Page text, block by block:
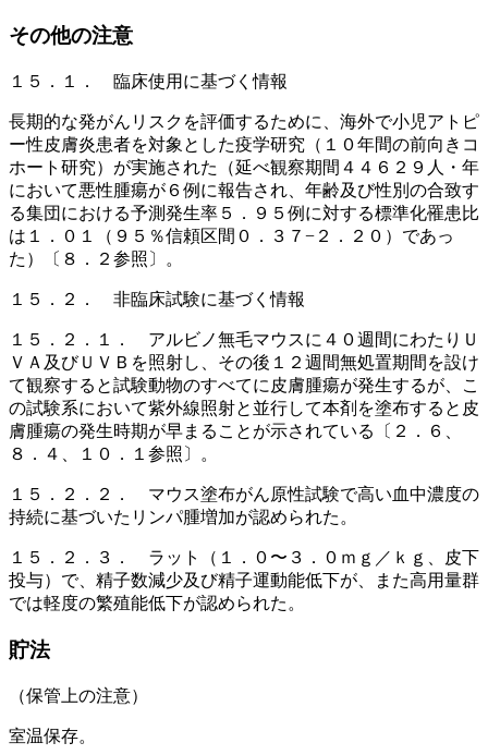
その他の注意
１５．１． 臨床使用に基づく情報
長期的な発がんリスクを評価するために、海外で小児アトピ
ー性皮膚炎患者を対象とした疫学研究（１０年間の前向きコ
ホート研究）が実施された（延べ観察期間４４６２９人・年
において悪性腫瘍が６例に報告され、年齢及び性別の合致す
る集団における予測発生率５．９５例に対する標準化罹患比
は１．０１（９５％信頼区間０．３７−２．２０）であっ
た）〔８．２参照〕。
１５．２． 非臨床試験に基づく情報
１５．２．１． アルビノ無毛マウスに４０週間にわたりＵ
ＶＡ及びＵＶＢを照射し、その後１２週間無処置期間を設け
て観察すると試験動物のすべてに皮膚腫瘍が発生するが、こ
の試験系において紫外線照射と並行して本剤を塗布すると皮
膚腫瘍の発生時期が早まることが示されている〔２．６、
８．４、１０．１参照〕。
１５．２．２． マウス塗布がん原性試験で高い血中濃度の
持続に基づいたリンパ腫増加が認められた。
１５．２．３． ラット（１．０〜３．０ｍｇ／ｋｇ、皮下
投与）で、精子数減少及び精子運動能低下が、また高用量群
では軽度の繁殖能低下が認められた。
貯法
（保管上の注意）
室温保存。